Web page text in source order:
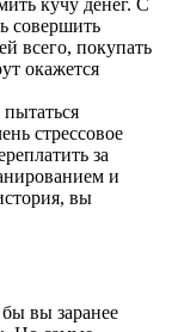
кучу денег. С
совершить
всего, покупать
окажется
стрессовое
за
и
вы
вы заранее